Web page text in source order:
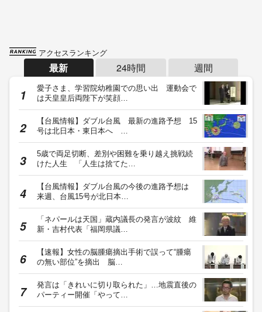
アクセスランキング
最新 24時間 週間
愛子さま、学習院幼稚園での思い出 運動会で
は天皇皇后両陛下が笑顔…
【台風情報】ダブル台風 最新の進路予想 15
号は北日本・東日本へ …
5歳で両足切断、差別や困難を乗り越え挑戦続
けた人生 「人生は捨てた…
【台風情報】ダブル台風の今後の進路予想は
来週、台風15号が北日本…
「ネパールは天国」蔵内議長の発言が波紋 維
新・吉村代表「福岡県議…
【速報】女性の脳腫瘍摘出手術で誤って“腫瘍
の無い部位”を摘出 脳…
発言は「きれいに切り取られた」…地震直後の
パーティー開催「やって…